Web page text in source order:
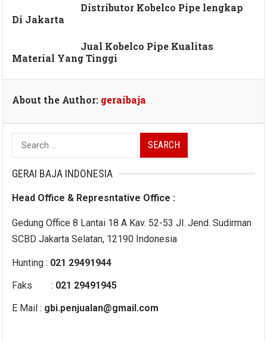
Distributor Kobelco Pipe lengkap
Di Jakarta
Jual Kobelco Pipe Kualitas
Material Yang Tinggi
About the Author: geraibaja
Search
for:
GERAI BAJA INDONESIA
Head Office & Represntative Office :
Gedung Office 8 Lantai 18 A Kav. 52-53 Jl. Jend. Sudirman
SCBD Jakarta Selatan, 12190 Indonesia
Hunting : 021 29491944
Faks : 021 29491945
E Mail : gbi.penjualan@gmail.com